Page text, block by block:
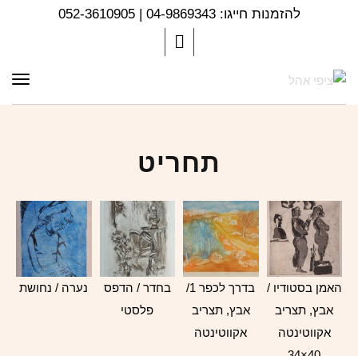
להזמנות חייגו: 04-9869343 | 052-3610905
תחריט
האמן בסטודיו /
אבץ, תצריב
אקווטינטה
בדרך לכפר 1/
אבץ, תצריב
אקווטינטה
בחדר / הדפס
פלסטי
נערה / נחושת